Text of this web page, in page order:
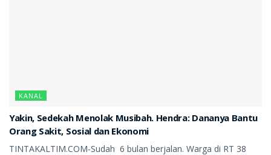
KANAL
Yakin, Sedekah Menolak Musibah. Hendra: Dananya Bantu
Orang Sakit, Sosial dan Ekonomi
TINTAKALTIM.COM-Sudah 6 bulan berjalan. Warga di RT 38